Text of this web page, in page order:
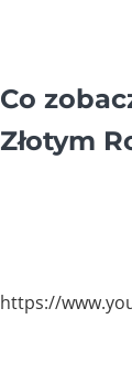
Co
Złotym
https://